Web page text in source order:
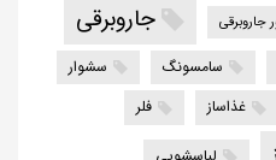
جاروبرقی جاروبرقی
سامسونگ
سشوار
غذاساز فلر
لباسشویی